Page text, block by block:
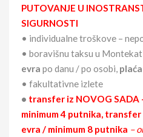
PUTOVANJE U
SIGURNOSTI
• individualne troškove –
• boravišnu taksu u
evra po danu / po osobi,
• fakultativne izlete
• transfer iz NOVOG SADA
minimum 4 putnika, transfer
evra / minimum 8 putnika –